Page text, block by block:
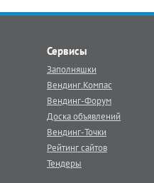
Сервисы
Заполняшки
Вендинг.Компас
Вендинг-Форум
Доска объявлений
Вендинг-Точки
Рейтинг сайтов
Тендеры